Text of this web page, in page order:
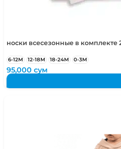
носки всесезонные в
6-12М 12-18М 18-24М 0-3М
95,000сум